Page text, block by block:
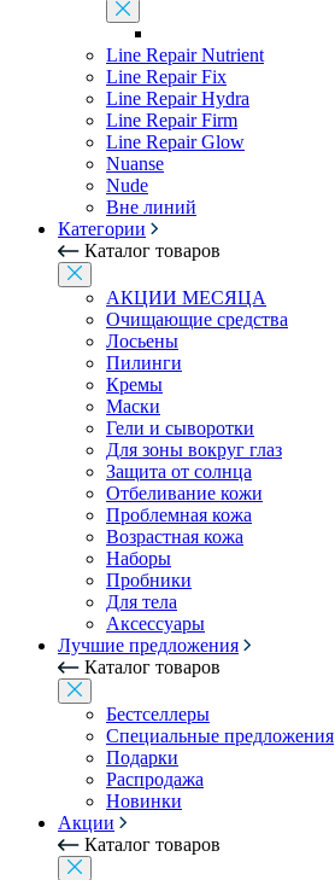
Line Repair Nutrient
Line Repair Fix
Line Repair Hydra
Line Repair Firm
Line Repair Glow
Nuanse
Nude
Вне линий
Категории
Каталог товаров
АКЦИИ МЕСЯЦА
Очищающие средства
Лосьены
Пилинги
Кремы
Маски
Гели и сыворотки
Для зоны вокруг глаз
Защита от солнца
Отбеливание кожи
Проблемная кожа
Возрастная кожа
Наборы
Пробники
Для тела
Аксессуары
Лучшие предложения
Каталог товаров
Бестселлеры
Специальные предложения
Подарки
Распродажа
Новинки
Акции
Каталог товаров